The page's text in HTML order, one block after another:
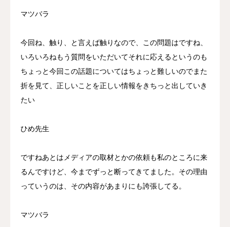
マツバラ
今回ね、触り、と言えば触りなので、この問題はですね、
いろいろねもう質問をいただいてそれに応えるというのも
ちょっと今回この話題についてはちょっと難しいのでまた
折を見て、正しいことを正しい情報をきちっと出していき
たい
ひめ先生
ですねあとはメディアの取材とかの依頼も私のところに来
るんですけど、今までずっと断ってきてました。その理由
っていうのは、その内容があまりにも誇張してる。
マツバラ